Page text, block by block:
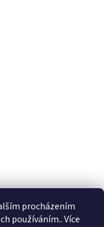
procházením
používáním.. Více